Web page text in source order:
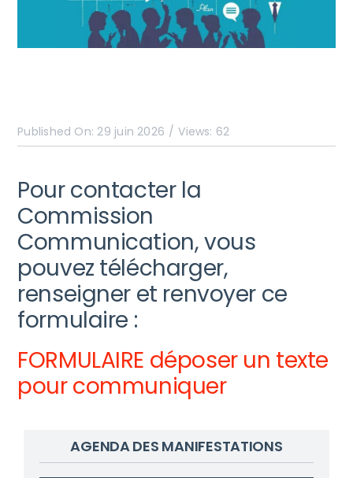
Published On: 29 juin 2026 / Views: 62
Pour contacter la
Commission
Communication, vous
pouvez télécharger,
renseigner et renvoyer ce
formulaire :
FORMULAIRE déposer un texte
pour communiquer
AGENDA DES MANIFESTATIONS